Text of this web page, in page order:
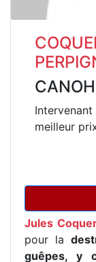
meilleur
Jules
pour la
guêpes, y